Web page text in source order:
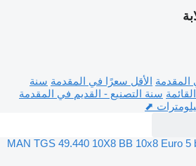
المقدمة الأقل سعرًا في المقدمة سنة
سنة التصنيع - القديم في المقدمة
⬈